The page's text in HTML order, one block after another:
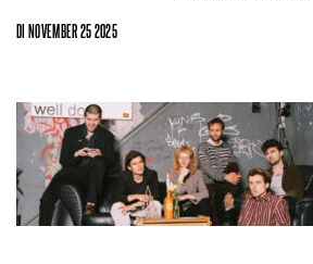
DI NOVEMBER 25 2025